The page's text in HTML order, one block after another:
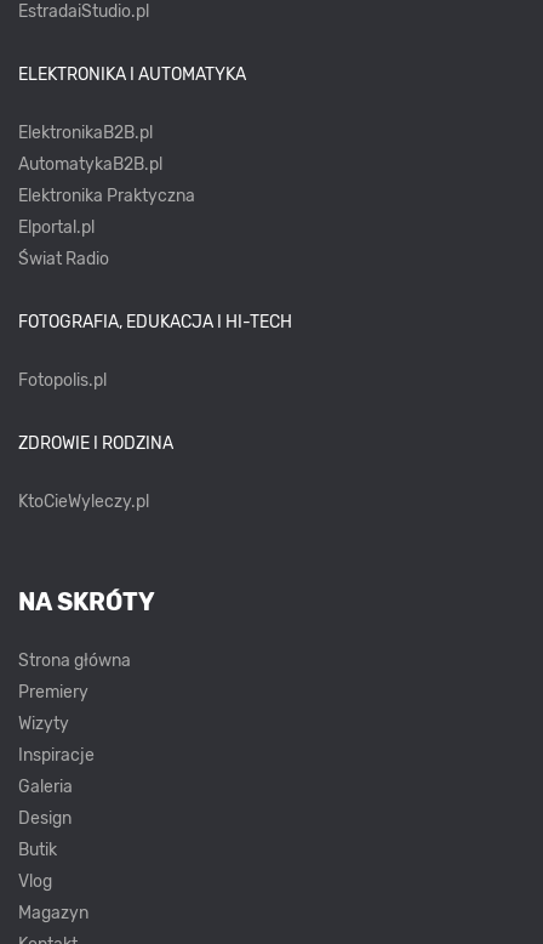
EstradaiStudio.pl
ELEKTRONIKA I AUTOMATYKA
ElektronikaB2B.pl
AutomatykaB2B.pl
Elektronika Praktyczna
Elportal.pl
Świat Radio
FOTOGRAFIA, EDUKACJA I HI-TECH
Fotopolis.pl
ZDROWIE I RODZINA
KtoCieWyleczy.pl
NA SKRÓTY
Strona główna
Premiery
Wizyty
Inspiracje
Galeria
Design
Butik
Vlog
Magazyn